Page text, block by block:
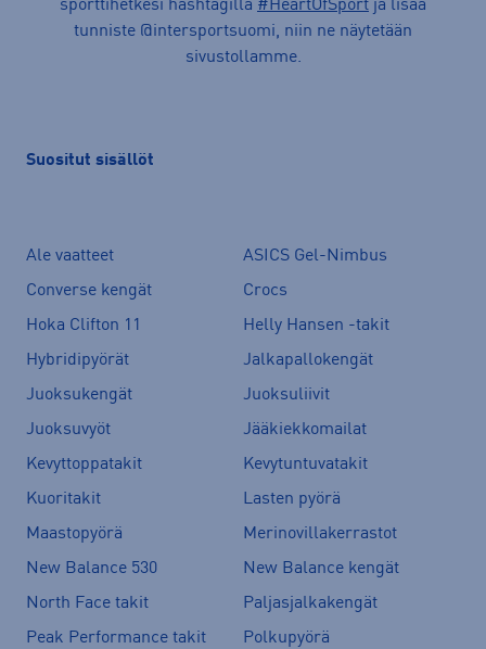
sporttihetkesi hashtagilla #HeartOfSport ja lisää
tunniste @intersportsuomi, niin ne näytetään
sivustollamme.
Suositut sisällöt
Ale vaatteet
ASICS Gel-Nimbus
Converse kengät
Crocs
Hoka Clifton 11
Helly Hansen -takit
Hybridipyörät
Jalkapallokengät
Juoksukengät
Juoksuliivit
Juoksuvyöt
Jääkiekkomailat
Kevyttoppatakit
Kevytuntuvatakit
Kuoritakit
Lasten pyörä
Maastopyörä
Merinovillakerrastot
New Balance 530
New Balance kengät
North Face takit
Paljasjalkakengät
Peak Performance takit
Polkupyörä